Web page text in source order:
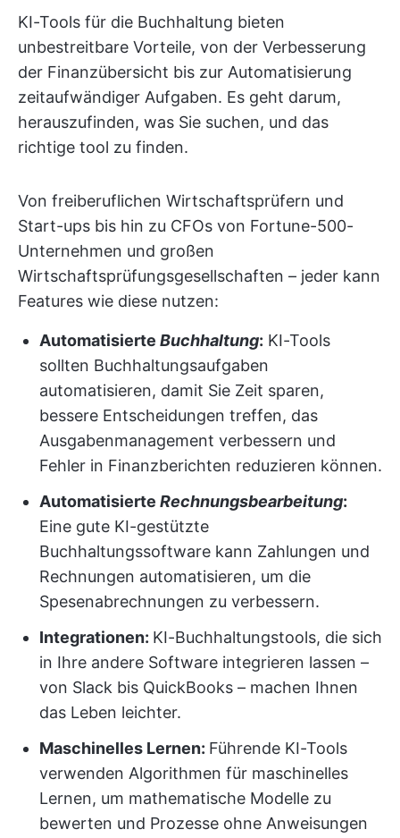
KI-Tools für die Buchhaltung bieten
unbestreitbare Vorteile, von der Verbesserung
der Finanzübersicht bis zur Automatisierung
zeitaufwändiger Aufgaben. Es geht darum,
herauszufinden, was Sie suchen, und das
richtige tool zu finden.
Von freiberuflichen Wirtschaftsprüfern und
Start-ups bis hin zu CFOs von Fortune-500-
Unternehmen und großen
Wirtschaftsprüfungsgesellschaften – jeder kann
Features wie diese nutzen:
Automatisierte Buchhaltung: KI-Tools
sollten Buchhaltungsaufgaben
automatisieren, damit Sie Zeit sparen,
bessere Entscheidungen treffen, das
Ausgabenmanagement verbessern und
Fehler in Finanzberichten reduzieren können.
Automatisierte Rechnungsbearbeitung:
Eine gute KI-gestützte
Buchhaltungssoftware kann Zahlungen und
Rechnungen automatisieren, um die
Spesenabrechnungen zu verbessern.
Integrationen: KI-Buchhaltungstools, die sich
in Ihre andere Software integrieren lassen –
von Slack bis QuickBooks – machen Ihnen
das Leben leichter.
Maschinelles Lernen: Führende KI-Tools
verwenden Algorithmen für maschinelles
Lernen, um mathematische Modelle zu
bewerten und Prozesse ohne Anweisungen